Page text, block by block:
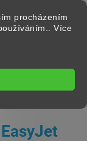
procházením
Více